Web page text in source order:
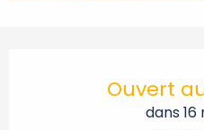
Ouvert
dans